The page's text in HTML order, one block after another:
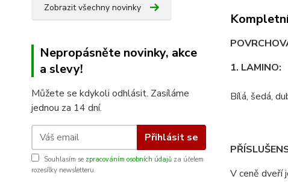
Zobrazit všechny novinky
Nepropásněte novinky, akce
a slevy!
Můžete se kdykoli odhlásit. Zasíláme
jednou za 14 dní.
Přihlásit se
Souhlasím se zpracováním osobních údajů za účelem
rozesílky newsletteru.
1. LAMINO:
Bílá, šedá,
V ceně dveří